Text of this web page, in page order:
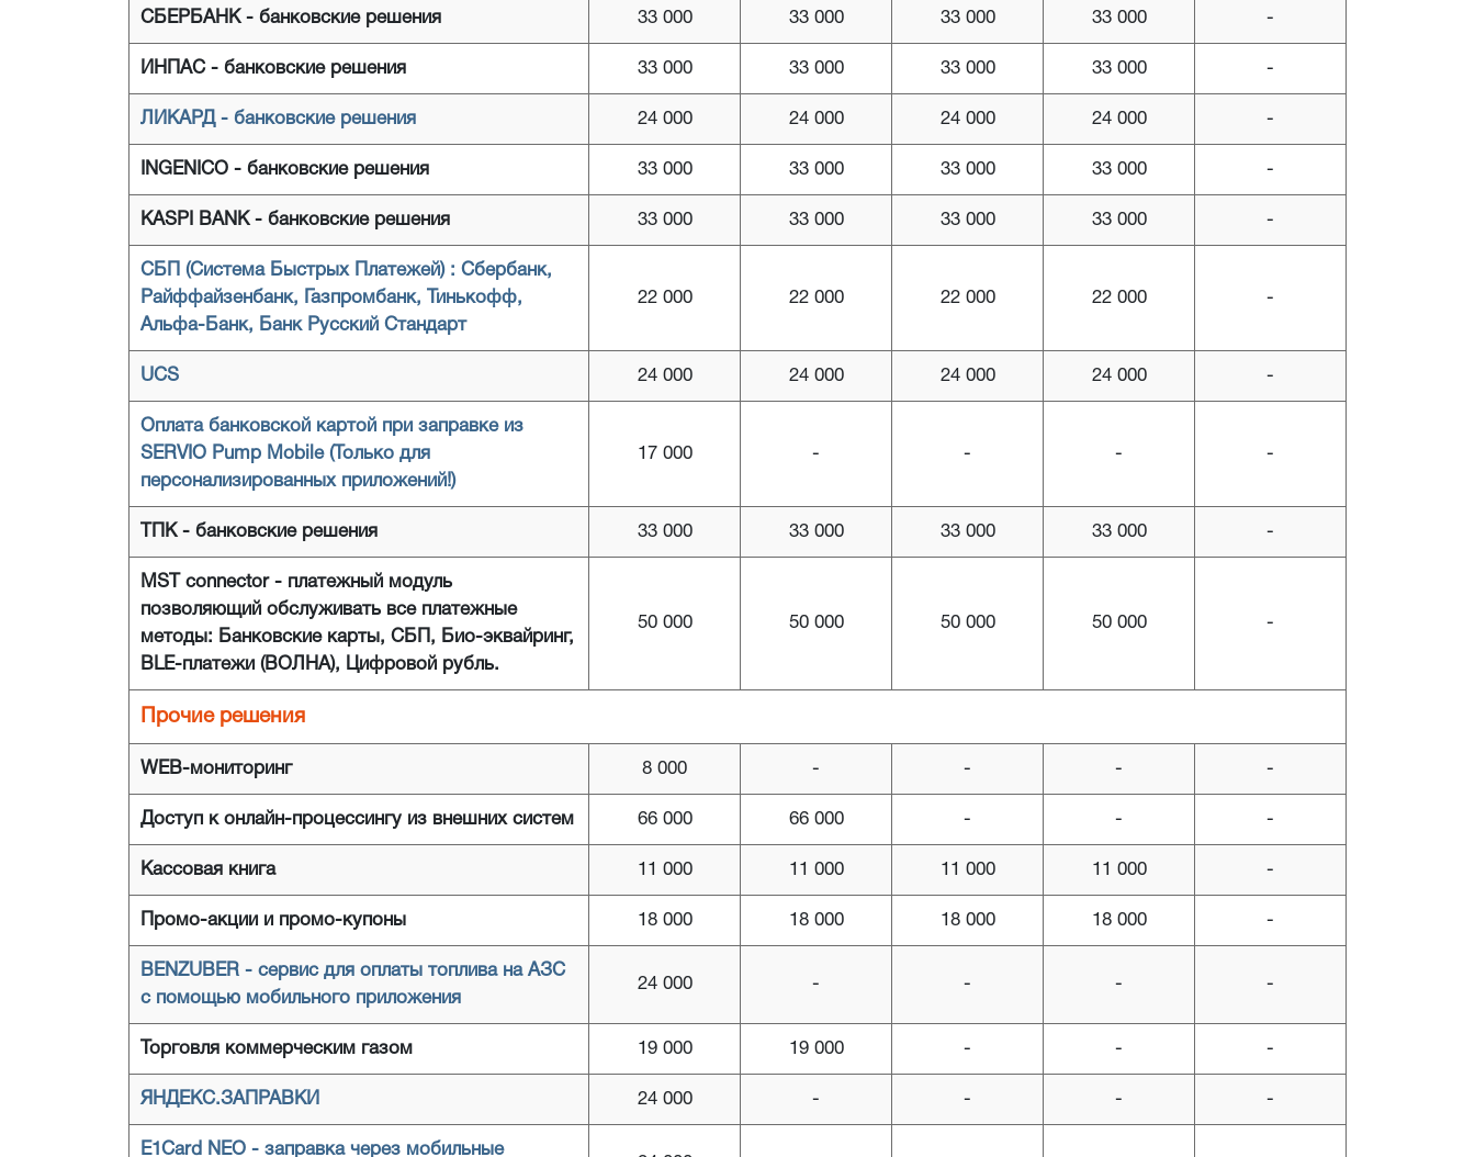
СБЕРБАНК - банковские решения 33 000 33 000 33 000 33 000 -
ИНПАС - банковские решения 33 000 33 000 33 000 33 000 -
ЛИКАРД - банковские решения 24 000 24 000 24 000 24 000 -
INGENICO - банковские решения 33 000 33 000 33 000 33 000 -
KASPI BANK - банковские решения 33 000 33 000 33 000 33 000 -
СБП (Система Быстрых Платежей) : Сбербанк,
Райффайзенбанк, Газпромбанк, Тинькофф,
Альфа-Банк, Банк Русский Стандарт
22 000 22 000 22 000 22 000 -
UCS 24 000 24 000 24 000 24 000 -
Оплата банковской картой при заправке из
SERVIO Pump Mobile (Только для
персонализированных приложений!)
17 000 - - - -
ТПК - банковские решения 33 000 33 000 33 000 33 000 -
MST connector - платежный модуль
позволяющий обслуживать все платежные
методы: Банковские карты, СБП, Био-эквайринг,
BLE-платежи (ВОЛНА), Цифровой рубль.
50 000 50 000 50 000 50 000 -
Прочие решения
WEB-мониторинг 8 000 - - - -
Доступ к онлайн-процессингу из внешних систем 66 000 66 000 - - -
Кассовая книга 11 000 11 000 11 000 11 000 -
Промо-акции и промо-купоны 18 000 18 000 18 000 18 000 -
BENZUBER - сервис для оплаты топлива на АЗС
с помощью мобильного приложения
24 000 - - - -
Торговля коммерческим газом 19 000 19 000 - - -
ЯНДЕКС.ЗАПРАВКИ 24 000 - - - -
E1Card NEO - заправка через мобильные